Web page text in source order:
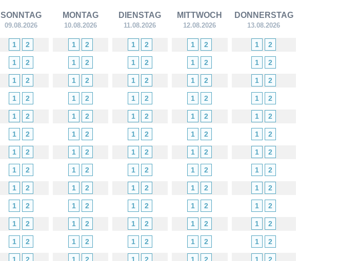
SONNTAG
09.08.2026
MONTAG
10.08.2026
DIENSTAG
11.08.2026
MITTWOCH
12.08.2026
DONNERSTAG
13.08.2026
1 2 1 2 1 2 1 2 1 2
1 2 1 2 1 2 1 2 1 2
1 2 1 2 1 2 1 2 1 2
1 2 1 2 1 2 1 2 1 2
1 2 1 2 1 2 1 2 1 2
1 2 1 2 1 2 1 2 1 2
1 2 1 2 1 2 1 2 1 2
1 2 1 2 1 2 1 2 1 2
1 2 1 2 1 2 1 2 1 2
1 2 1 2 1 2 1 2 1 2
1 2 1 2 1 2 1 2 1 2
1 2 1 2 1 2 1 2 1 2